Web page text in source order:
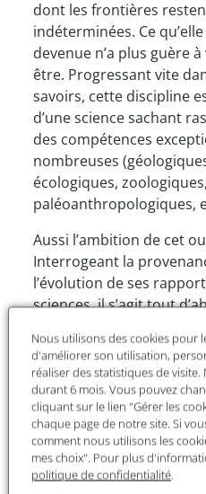
dont les frontières
indéterminées. Ce
devenue n’a plus guère
être. Progressant vite
savoirs, cette discipline
d’une science sachant
des compétences
nombreuses
écologiques, zoologiques,
paléoanthropologiques,
Aussi l’ambition de cet
Interrogeant la
l’évolution de ses
sciences, il s’agit tout
comme une
quelques-uns des
discipline ont été
autant, d’une part, de
sur l’épistémologie
part, de mener une
faut relever afin de se
Nous utilisons des cookies pour
d'améliorer son utilisation,
réaliser des statistiques de
durant 6 mois. Vous pouvez
cliquant sur le lien "Gérer les
chaque page de notre site. Si
comment nous utilisons les
mes choix". Pour plus
politique de confidentialité.